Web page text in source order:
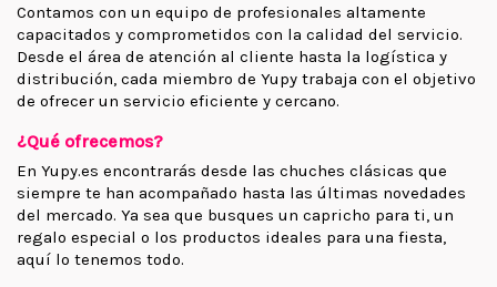
Contamos con un equipo de profesionales altamente
capacitados y comprometidos con la calidad del servicio.
Desde el área de atención al cliente hasta la logística y
distribución, cada miembro de Yupy trabaja con el objetivo
de ofrecer un servicio eficiente y cercano.
¿Qué ofrecemos?
En Yupy.es encontrarás desde las chuches clásicas que
siempre te han acompañado hasta las últimas novedades
del mercado. Ya sea que busques un capricho para ti, un
regalo especial o los productos ideales para una fiesta,
aquí lo tenemos todo.